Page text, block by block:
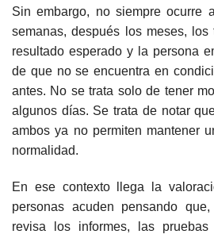
Sin embargo, no siempre ocurre
semanas, después los meses, los
resultado esperado y la persona
de que no se encuentra en
antes. No se trata solo de tener
algunos días. Se trata de notar
ambos ya no permiten mantener
normalidad.
En ese contexto llega la
personas acuden pensando
revisa los informes, las